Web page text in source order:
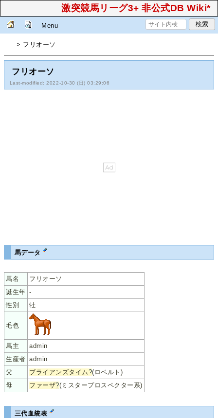
激突競馬リーグ3+ 非公式DB Wiki*
Menu
> フリオーソ
フリオーソ
Last-modified: 2022-10-30 (日) 03:29:06
馬データ
馬名
フリオーソ
誕生年 -
性別
牡
毛色
馬主
admin
生産者 admin
父
ブライアンズタイム?(ロベルト)
母
ファーザ?(ミスタープロスペクター系)
三代血統表